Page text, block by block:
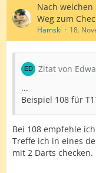
Nach
Weg zum
Hamski 18.
Zitat von
...
Beispiel 108 für
Bei 108 empfehle
Treffe ich in eines
mit 2 Darts checken.